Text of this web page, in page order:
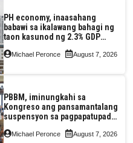
PH economy, inaasahang
babawi sa ikalawang bahagi ng
taon kasunod ng 2.3% GDP
pagkaantala ng public
Michael Peronce August 7, 2026
PBBM, iminungkahi sa
Kongreso ang pansamantalang
suspensyon sa pagpapatupad
Assessment Reform Act
Michael Peronce August 7, 2026